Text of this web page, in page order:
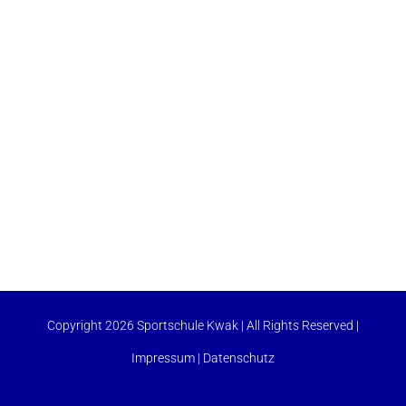
Copyright 2026 Sportschule Kwak | All Rights Reserved |
Impressum | Datenschutz